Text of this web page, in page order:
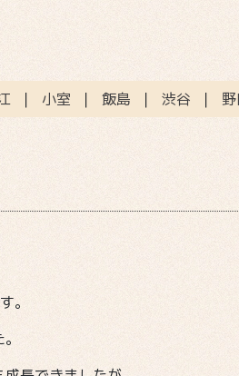
｜ 小室 ｜ 飯島 ｜ 渋谷 ｜
。